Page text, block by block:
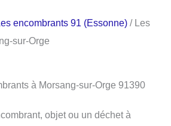
encombrants 91 (Essonne) / Les
sur-Orge
à Morsang-sur-Orge 91390
objet ou un déchet à